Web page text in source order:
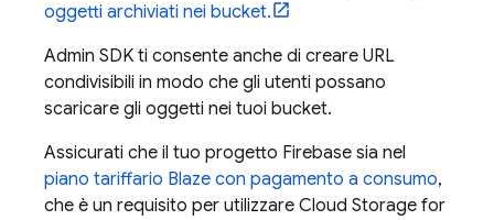
oggetti archiviati nei bucket.
Admin SDK ti consente anche di creare URL
condivisibili in modo che gli utenti possano
scaricare gli oggetti nei tuoi bucket.
Assicurati che il tuo progetto Firebase sia nel
piano tariffario Blaze con pagamento a consumo,
che è un requisito per utilizzare Cloud Storage for